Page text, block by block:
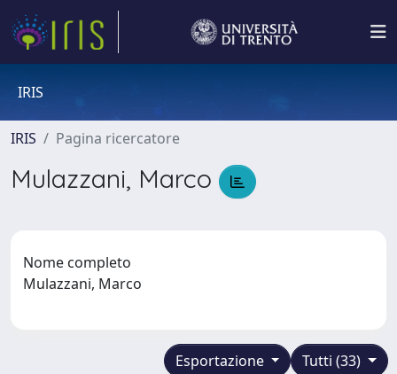
IRIS
IRIS Pagina ricercatore
Mulazzani, Marco
Nome completo
Mulazzani, Marco
Tutti (33)
Esportazione